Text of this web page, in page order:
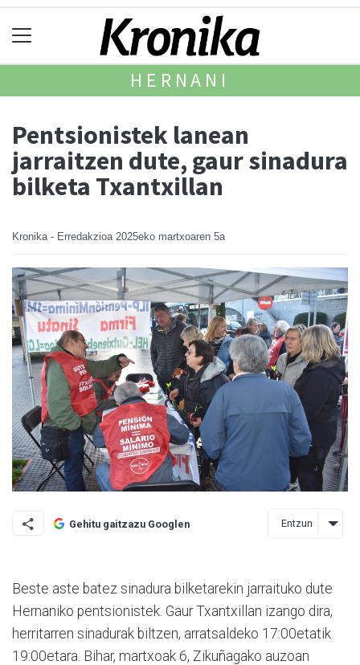
HERNANI
Pentsionistek lanean
jarraitzen dute, gaur sinadura
bilketa Txantxillan
Kronika - Erredakzioa 2025eko martxoaren 5a
Gehitu gaitzazu Googlen Entzun
Beste aste batez sinadura bilketarekin jarraituko dute
Hernaniko pentsionistek. Gaur Txantxillan izango dira,
herritarren sinadurak biltzen, arratsaldeko 17:00etatik
19:00etara. Bihar, martxoak 6, Zikuñagako auzoan